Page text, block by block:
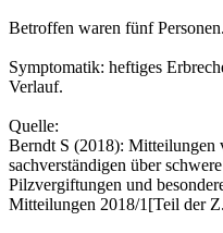
Betroffen waren fünf Personen.
Symptomatik: heftiges
Verlauf.
Quelle:
Berndt S (2018): Mitteilungen
sachverständigen über
Pilzvergiftungen und
Mitteilungen 2018/1[Teil der